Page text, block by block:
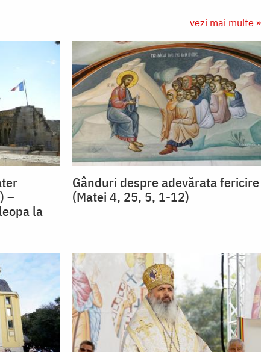
vezi mai multe »
–
la
Gânduri despre adevărata fericire
(Matei 4, 25, 5, 1-12)